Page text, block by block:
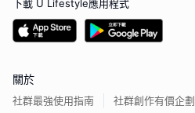
下載 U Lifestyle應用程式
關於
社群最強使用指南 社群創作有價企劃